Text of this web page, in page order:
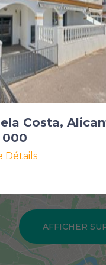
m
81 m2
AFFICHER
Costa,
000
Détails